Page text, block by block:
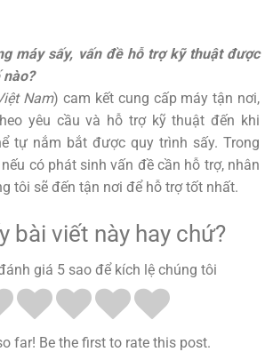
máy sấy, vấn đề hỗ trợ kỹ thuật được
Nam) cam kết cung cấp máy tận nơi,
yêu cầu và hỗ trợ kỹ thuật đến khi
tự nắm bắt được quy trình sấy. Trong
có phát sinh vấn đề cần hỗ trợ, nhân
tôi sẽ đến tận nơi để hỗ trợ tốt nhất.
bài viết này hay chứ?
giá 5 sao để kích lệ chúng tôi
far! Be the first to rate this post.